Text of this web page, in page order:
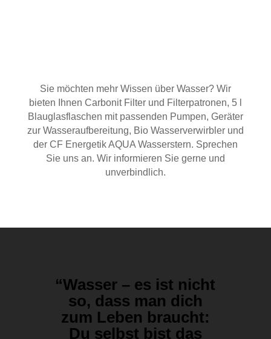
Sie möchten mehr Wissen über Wasser? Wir
bieten Ihnen Carbonit Filter und Filterpatronen, 5 l
Blauglasflaschen mit passenden Pumpen, Geräter
zur Wasseraufbereitung, Bio Wasserverwirbler und
der CF Energetik AQUA Wasserstern. Sprechen
Sie uns an. Wir informieren Sie gerne und
unverbindlich.
“Wasser – es ist nicht
so, dass man dich
zum Leben braucht:
Du selbst bist das